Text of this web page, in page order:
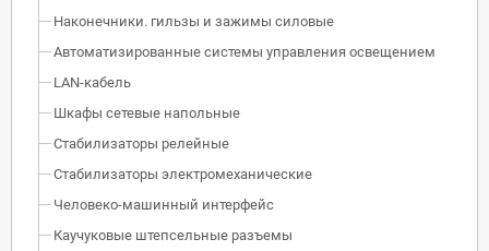
Наконечники. гильзы и зажимы силовые
Автоматизированные системы управления освещением
LAN-кабель
Шкафы сетевые напольные
Стабилизаторы релейные
Стабилизаторы электромеханические
Человеко-машинный интерфейс
Каучуковые штепсельные разъемы